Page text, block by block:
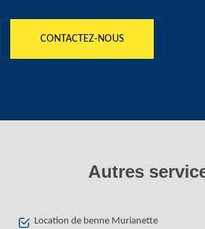
CONTACTEZ-NOUS
Autres
Location de benne Murianette